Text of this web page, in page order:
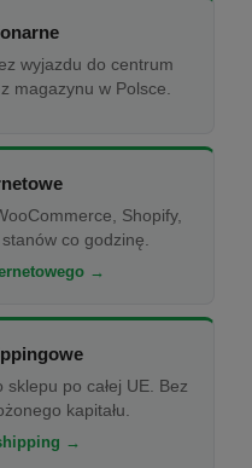
wyjazdu do centrum
magazynu w Polsce.
Shopify,
co godzinę.
→
sklepu po całej UE. Bez
kapitału.
→